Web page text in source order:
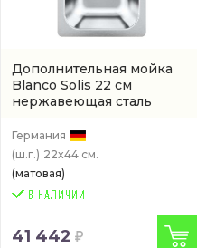
Дополнительная мойка
Blanco Solis 22 см
нержавеющая сталь
Германия
(ш.г.) 22x44 см.
(матовая)
41 442